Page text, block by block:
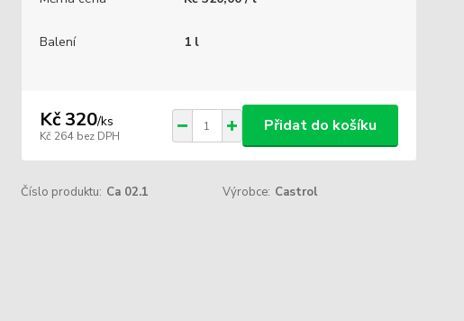
Balení 1 l
Kč 320/ks
Kč 264 bez DPH
Přidat do košíku
Číslo produktu: Ca 02.1 Výrobce: Castrol